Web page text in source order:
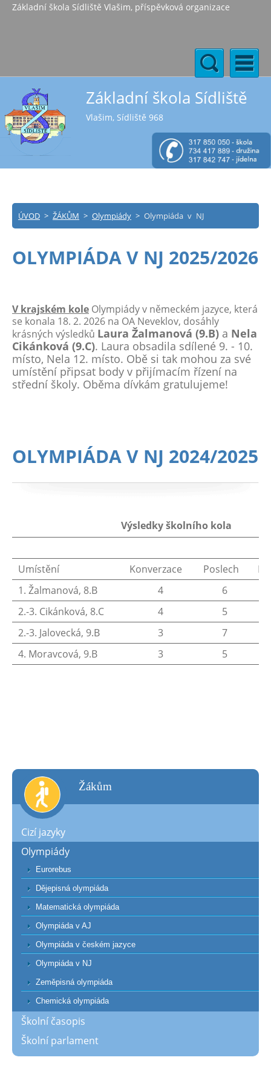
Základní škola Sídliště Vlašim, příspěvková organizace
Základní škola Sídliště
Vlašim, Sídliště 968
ÚVOD > ŽÁKŮM > Olympiády > Olympiáda v NJ
OLYMPIÁDA V NJ 2025/2026
V krajském kole Olympiády v německém jazyce, která
se konala 18. 2. 2026 na OA Neveklov, dosáhly
krásných výsledků Laura Žalmanová (9.B) a Nela
Cikánková (9.C). Laura obsadila sdílené 9. - 10.
místo, Nela 12. místo. Obě si tak mohou za své
umístění připsat body v přijímacím řízení na
střední školy. Oběma dívkám gratulujeme!
OLYMPIÁDA V NJ 2024/2025
Výsledky školního kola
Umístění Konverzace Poslech
1. Žalmanová, 8.B
4
6
2.-3. Cikánková, 8.C
4
5
2.-3. Jalovecká, 9.B
3
7
4. Moravcová, 9.B
3 5
žákům
Cizí jazyky
Olympiády
Eurorebus
Dějepisná olympiáda
Matematická olympiáda
Olympiáda v AJ
Olympiáda v českém jazyce
Olympiáda v NJ
Zeměpisná olympiáda
Chemická olympiáda
Školní časopis
Školní parlament